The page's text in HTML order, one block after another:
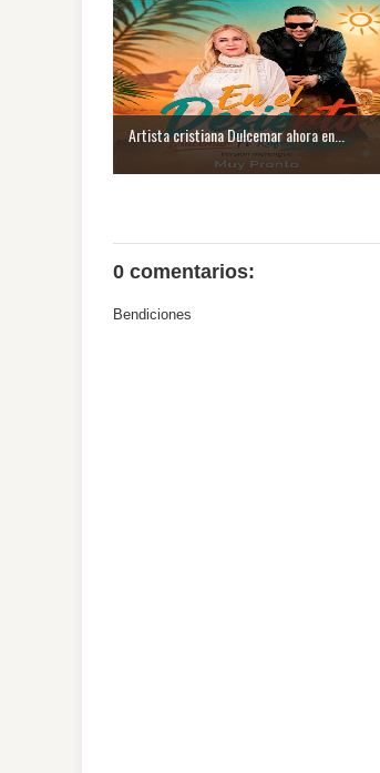
Artista cristiana Dulcemar ahora en...
0 comentarios:
Bendiciones